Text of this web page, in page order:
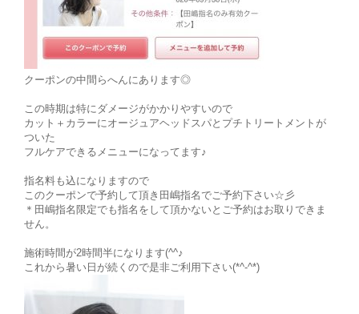
クーポンの中間らへんにあります◎
この時期は特にダメージがかかりやすいので
カット＋カラーにオージュアヘッドスパとプチトリートメントが
ついた
フルケアできるメニューになってます♪
指名料も込になりますので
このクーポンで予約して頂き田嶋指名でご予約下さい☆彡
＊田嶋指名限定でも指名をして頂かないとご予約はお取りできま
せん。
施術時間が2時間半になります(^^♪
これから暑い日が続くので是非ご利用下さい(*^-^*)